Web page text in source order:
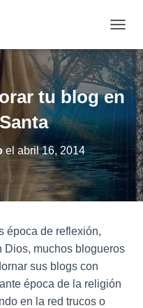
A
M
B
I
A
D
O
D
E
C
tu blog en
el abril 16, 2014
época de reflexión,
Dios, muchos blogueros
sus blogs con
época de la religión
en la red trucos o